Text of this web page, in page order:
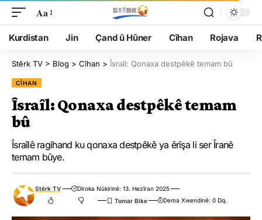
Aa
Kurdistan Jin Çand û Hûner Cîhan Rojava
Stêrk TV > Blog > Cîhan > Îsraîl: Qonaxa destpêkê temam bû
CÎHAN
Îsraîl: Qonaxa destpêkê temam
bû
Îsraîlê ragihand ku qonaxa destpêkê ya êrîşa li ser Îranê
temam bûye.
Stêrk TV
Dîroka Nûkirinê: 13. Hezîran 2025
Dema Xwendinê: 0 Dq.